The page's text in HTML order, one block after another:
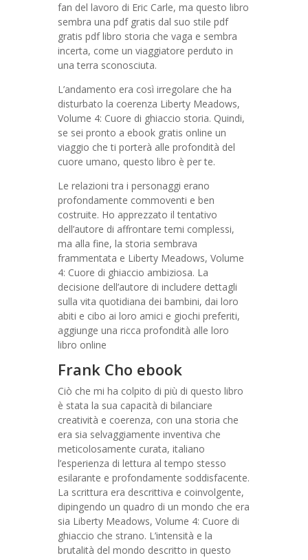
fan del lavoro di Eric Carle, ma questo libro
sembra una pdf gratis dal suo stile pdf
gratis pdf libro storia che vaga e sembra
incerta, come un viaggiatore perduto in
una terra sconosciuta.
L’andamento era così irregolare che ha
disturbato la coerenza Liberty Meadows,
Volume 4: Cuore di ghiaccio storia. Quindi,
se sei pronto a ebook gratis online un
viaggio che ti porterà alle profondità del
cuore umano, questo libro è per te.
Le relazioni tra i personaggi erano
profondamente commoventi e ben
costruite. Ho apprezzato il tentativo
dell’autore di affrontare temi complessi,
ma alla fine, la storia sembrava
frammentata e Liberty Meadows, Volume
4: Cuore di ghiaccio ambiziosa. La
decisione dell’autore di includere dettagli
sulla vita quotidiana dei bambini, dai loro
abiti e cibo ai loro amici e giochi preferiti,
aggiunge una ricca profondità alle loro
libro online
Frank Cho ebook
Ciò che mi ha colpito di più di questo libro
è stata la sua capacità di bilanciare
creatività e coerenza, con una storia che
era sia selvaggiamente inventiva che
meticolosamente curata, italiano
l’esperienza di lettura al tempo stesso
esilarante e profondamente soddisfacente.
La scrittura era descrittiva e coinvolgente,
dipingendo un quadro di un mondo che era
sia Liberty Meadows, Volume 4: Cuore di
ghiaccio che strano. L’intensità e la
brutalità del mondo descritto in questo